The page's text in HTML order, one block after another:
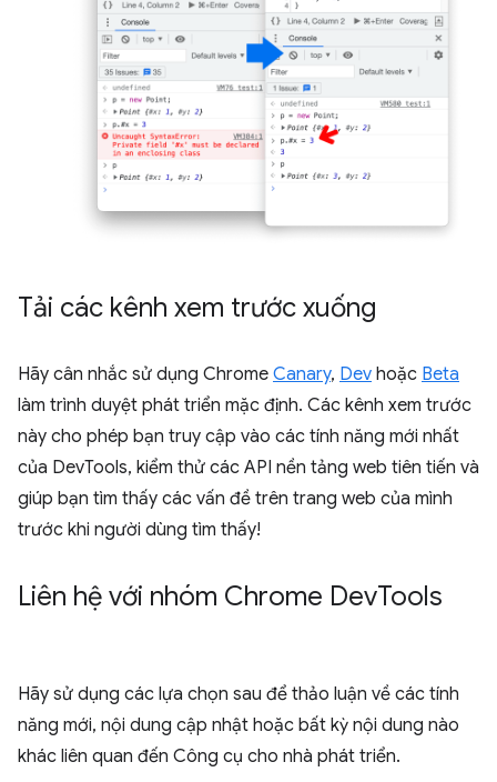
Tải các kênh xem trước xuống
Hãy cân nhắc sử dụng Chrome Canary, Dev hoặc Beta
làm trình duyệt phát triển mặc định. Các kênh xem trước
này cho phép bạn truy cập vào các tính năng mới nhất
của DevTools, kiểm thử các API nền tảng web tiên tiến và
giúp bạn tìm thấy các vấn đề trên trang web của mình
trước khi người dùng tìm thấy!
Liên hệ với nhóm Chrome DevTools
Hãy sử dụng các lựa chọn sau để thảo luận về các tính
năng mới, nội dung cập nhật hoặc bất kỳ nội dung nào
khác liên quan đến Công cụ cho nhà phát triển.